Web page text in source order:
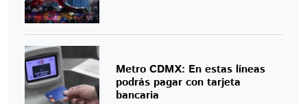
Metro CDMX: En estas líneas
podrás pagar con tarjeta
bancaria